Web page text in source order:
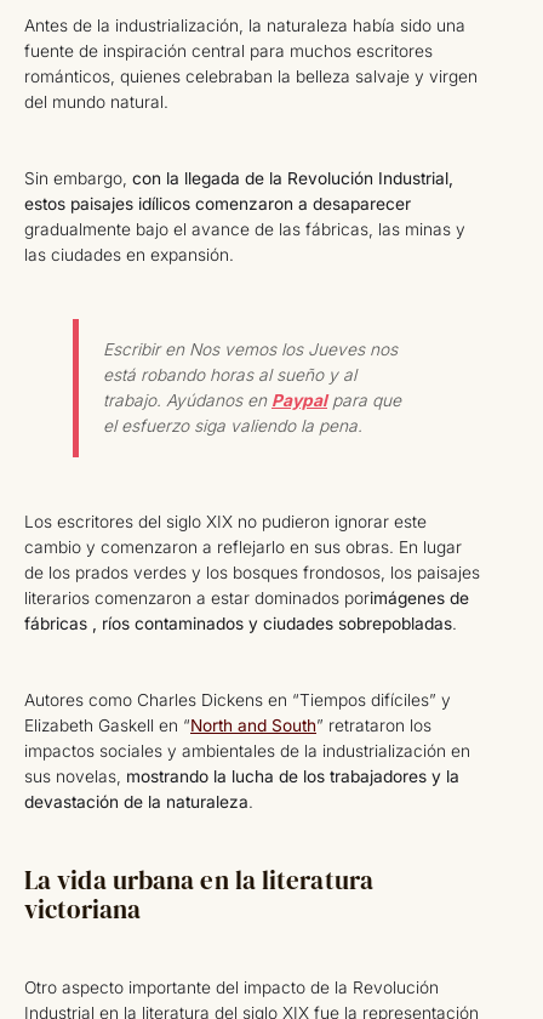
Antes de la industrialización, la naturaleza había sido una
fuente de inspiración central para muchos escritores
románticos, quienes celebraban la belleza salvaje y virgen
del mundo natural.
Sin embargo, con la llegada de la Revolución Industrial,
estos paisajes idílicos comenzaron a desaparecer
gradualmente bajo el avance de las fábricas, las minas y
las ciudades en expansión.
Escribir en Nos vemos los Jueves nos
está robando horas al sueño y al
trabajo. Ayúdanos en Paypalpara que
el esfuerzo siga valiendo la pena.
Los escritores del siglo XIX no pudieron ignorar este
cambio y comenzaron a reflejarlo en sus obras. En lugar
de los prados verdes y los bosques frondosos, los paisajes
literarios comenzaron a estar dominados porimágenes de
fábricas , ríos contaminados y ciudades sobrepobladas.
Autores como Charles Dickens en “Tiempos difíciles” y
Elizabeth Gaskell en “North and South” retrataron los
impactos sociales y ambientales de la industrialización en
sus novelas, mostrando la lucha de los trabajadores y la
devastación de la naturaleza.
La vida urbana en la literatura
victoriana
Otro aspecto importante del impacto de la Revolución
Industrial en la literatura del siglo XIX fue la representación